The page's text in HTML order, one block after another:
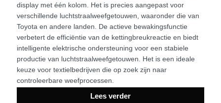
display met één kolom. Het is precies aangepast voor
verschillende luchtstraalweefgetouwen, waaronder die van
Toyota en andere landen. De actieve bewakingsfunctie
verbetert de efficiëntie van de kettingbreukreactie en biedt
intelligente elektrische ondersteuning voor een stabiele
productie van luchtstraalweefgetouwen. Het is een ideale
keuze voor textielbedrijven die op zoek zijn naar
controleerbare weefprocessen.
Lees verder